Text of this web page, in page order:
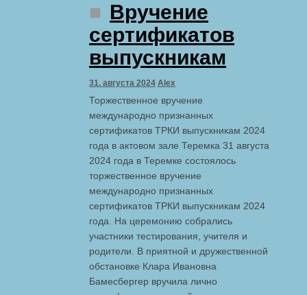
Вручение
сертификатов
выпускникам
31. августа 2024 Alex
Торжественное вручение
международно признанных
сертификатов ТРКИ выпускникам 2024
года в актовом зале Теремка 31 августа
2024 года в Теремке состоялось
торжественное вручение
международно признанных
сертификатов ТРКИ выпускникам 2024
года. На церемонию собрались
участники тестирования, учителя и
родители. В приятной и дружественной
обстановке Клара Ивановна
Бамесбергер вручила лично